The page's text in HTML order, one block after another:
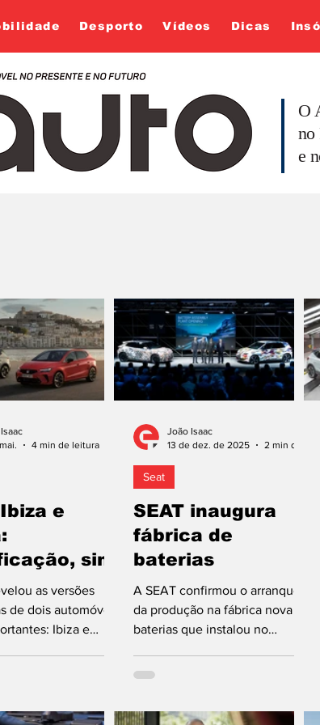
Desporto Vídeos Dicas
O
no
e
e
sim!
as versões
de dois automóveis
Ibiza e
para os carros que
4 min de leitura
SEAT inaugura
fábrica de
baterias
A SEAT confirmou o arranque
da produção na fábrica nova de
baterias que instalou no
Martorell, que está situado nos
Seat
João Isaac
13 de dez. de 2025